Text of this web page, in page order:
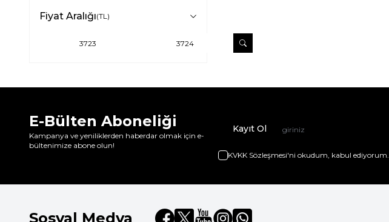
Fiyat Aralığı(TL)
E-Bülten Aboneliği
Kampanya ve yeniliklerden haberdar olmak için e-
bültenimize abone olun!
Kayıt Ol
KVKK Sözleşmesi'ni okudum, kabul ediyorum.
Sosyal Medya